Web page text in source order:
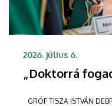
2026. július 6.
„Doktorrá
GRÓF TISZA ISTVÁN